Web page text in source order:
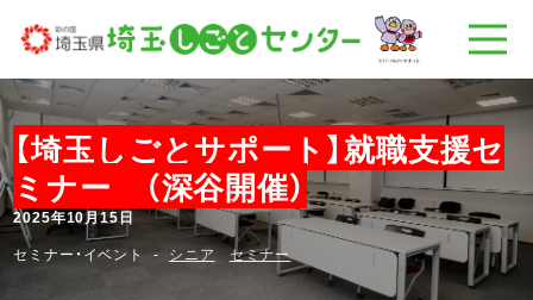
【埼玉しごとサポート】就職支援セ
ミナー （深谷開催）
2025年10月15日
セミナー・イベント
シニア セミナー